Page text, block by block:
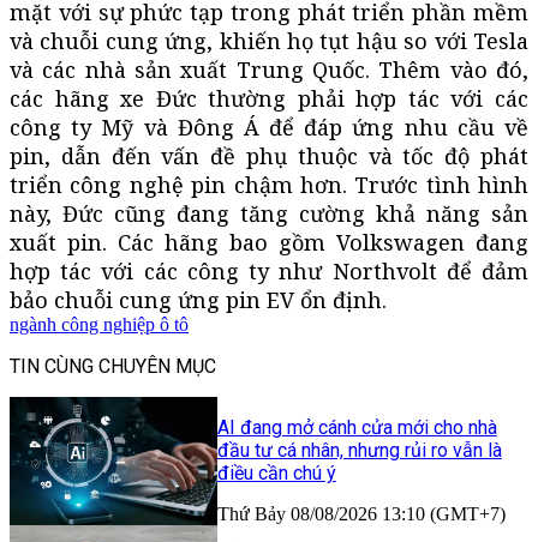
mặt với sự phức tạp trong phát triển phần mềm
và chuỗi cung ứng, khiến họ tụt hậu so với Tesla
và các nhà sản xuất Trung Quốc. Thêm vào đó,
các hãng xe Đức thường phải hợp tác với các
công ty Mỹ và Đông Á để đáp ứng nhu cầu về
pin, dẫn đến vấn đề phụ thuộc và tốc độ phát
triển công nghệ pin chậm hơn. Trước tình hình
này, Đức cũng đang tăng cường khả năng sản
xuất pin. Các hãng bao gồm Volkswagen đang
hợp tác với các công ty như Northvolt để đảm
bảo chuỗi cung ứng pin EV ổn định.
ngành công nghiệp ô tô
TIN CÙNG CHUYÊN MỤC
AI đang mở cánh cửa mới cho nhà
đầu tư cá nhân, nhưng rủi ro vẫn là
điều cần chú ý
Thứ Bảy 08/08/2026 13:10 (GMT+7)